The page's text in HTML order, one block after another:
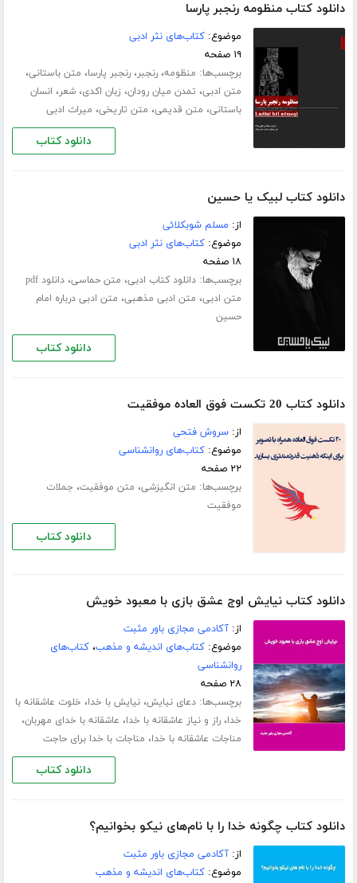
دانلود کتاب منظومه رنجبر پارسا
موضوع:کتاب‌های نثر ادبی
۱۹ صفحه
برچسب‌ها: منظومه،رنجبر،رنجبر پارسا، متن باستانی،
متن ادبی، تمدن میان رودان، زبان اکدی،شعر، انسان
باستانی، متن قدیمی، متن تاریخی، میراث ادبی
دانلود کتاب
دانلود کتاب لبیک یا حسین
از: مسلم شوبکلائی
موضوع:کتاب‌های نثر ادبی
۱۸ صفحه
برچسب‌ها:دانلود کتاب ادبی، متن حماسی،
دانلود pdf
متن ادبی، متن ادبی مذهبی، متن ادبی درباره امام
حسین
دانلود کتاب
دانلود کتاب 20 تکست فوق العاده موفقیت
از:سروش فتحی
موضوع:کتاب‌های روانشناسی
۲۲ صفحه
برچسب‌ها: متن انگیزشی، متن موفقیت، جملات
موفقیت
دانلود کتاب
دانلود کتاب نیایش اوج عشق بازی با معبود خویش
از:آکادمی مجازی باور مثبت
موضوع:کتاب‌های اندیشه و مذهب،کتاب‌های
روانشناسی
۲۸ صفحه
برچسب‌ها:دعای نیایش،نیایش با خدا، خلوت عاشقانه با
خدا،راز و نیاز عاشقانه با خدا، عاشقانه با خدای مهربان،
مناجات عاشقانه با خدا، مناجات با خدا برای حاجت
دانلود کتاب
دانلود کتاب چگونه خدا را با نام‌های نیکو بخوانیم؟
از:آکادمی مجازی باور مثبت
موضوع:کتاب‌های اندیشه و مذهب